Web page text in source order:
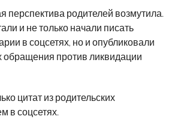
перспектива родителей возмутила.
и не только начали писать
в соцсетях, но и опубликовали
обращения против ликвидации
цитат из родительских
в соцсетях.